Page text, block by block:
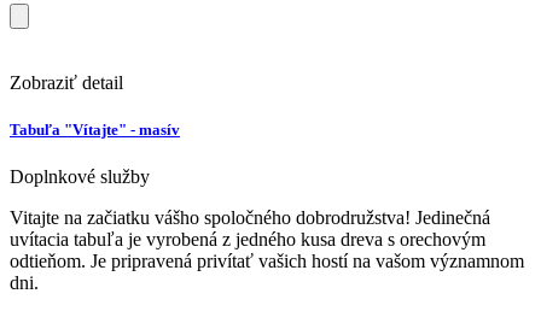
Zobraziť detail
Tabuľa "Vítajte" - masív
Doplnkové služby
Vitajte na začiatku vášho spoločného dobrodružstva! Jedinečná
uvítacia tabuľa je vyrobená z jedného kusa dreva s orechovým
odtieňom. Je pripravená privítať vašich hostí na vašom významnom
dni.